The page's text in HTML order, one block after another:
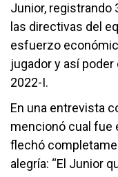
Junior, registrando
las directivas del
esfuerzo
jugador y así
2022-I.
En una entrevista
mencionó cual fue
flechó
alegría: “El Junior